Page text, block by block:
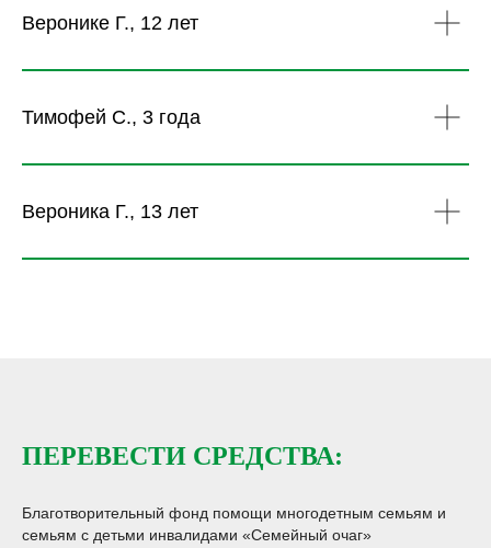
Веронике Г., 12 лет
Тимофей С., 3 года
Вероника Г., 13 лет
ПЕРЕВЕСТИ СРЕДСТВА:
Благотворительный фонд помощи многодетным семьям и
семьям с детьми инвалидами «Семейный очаг»